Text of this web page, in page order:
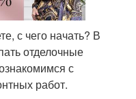
с чего начать? В
отделочные
с
работ.